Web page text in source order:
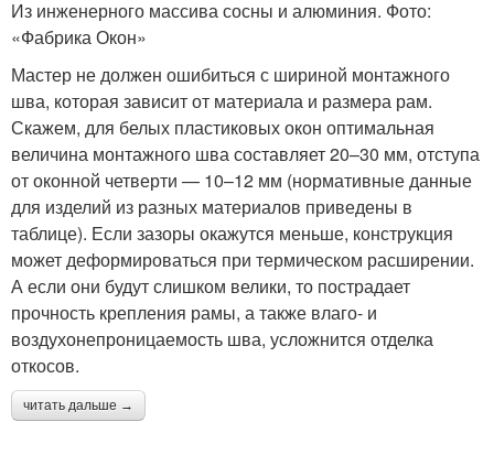
Из инженерного массива сосны и алюминия. Фото:
«Фабрика Окон»
Мастер не должен ошибиться с шириной монтажного
шва, которая зависит от материала и размера рам.
Скажем, для белых пластиковых окон оптимальная
величина монтажного шва составляет 20–30 мм, отступа
от оконной четверти — 10–12 мм (нормативные данные
для изделий из разных материалов приведены в
таблице). Если зазоры окажутся меньше, конструкция
может деформироваться при термическом расширении.
А если они будут слишком велики, то пострадает
прочность крепления рамы, а также влаго- и
воздухонепроницаемость шва, усложнится отделка
откосов.
читать дальше →